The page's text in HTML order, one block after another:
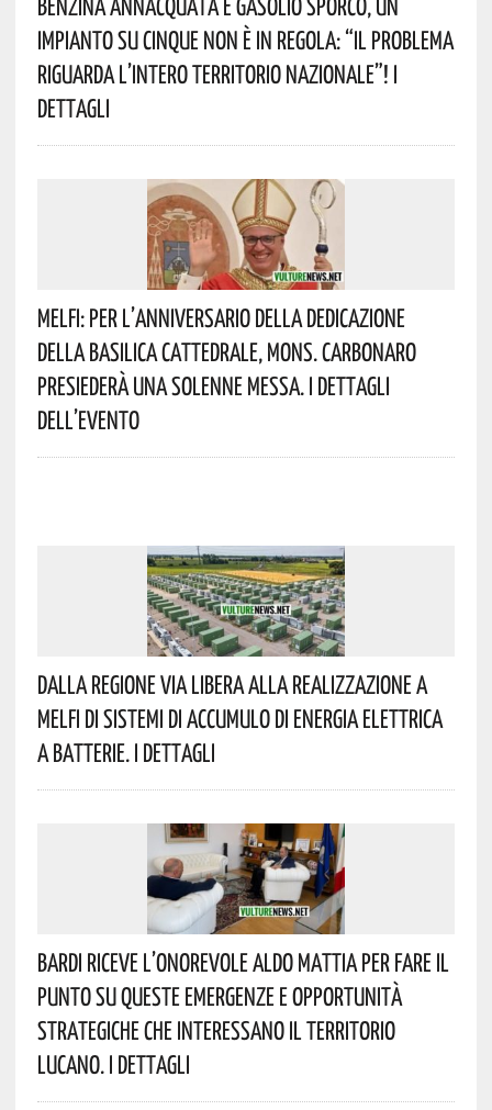
Impianto Su Cinque Non È In Regola: “il Problema
Riguarda L’intero Territorio Nazionale”! I
Dettagli
Melfi: Per L’anniversario Della Dedicazione
Della Basilica Cattedrale, Mons. Carbonaro
Presiederà Una Solenne Messa. I Dettagli
Dell’evento
Dalla Regione Via Libera Alla Realizzazione A
Melfi Di Sistemi Di Accumulo Di Energia Elettrica
A Batterie. I Dettagli
Bardi Riceve L’onorevole Aldo Mattia Per Fare Il
Punto Su Queste Emergenze E Opportunità
Strategiche Che Interessano Il Territorio
Lucano. I Dettagli